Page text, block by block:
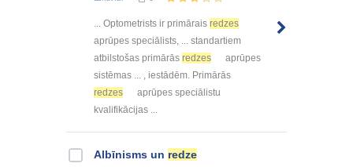
... Optometrists ir primārais redzes
aprūpes speciālists, ... standartiem
atbilstošas primārās redzes
aprūpes
sistēmas ... , iestādēm. Primārās
redzes
aprūpes speciālistu
kvalifikācijas ...
Albīnisms un redze